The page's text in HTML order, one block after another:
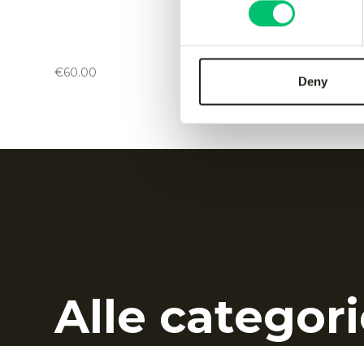
Deny
black
€60.00
Kadiri
Alle